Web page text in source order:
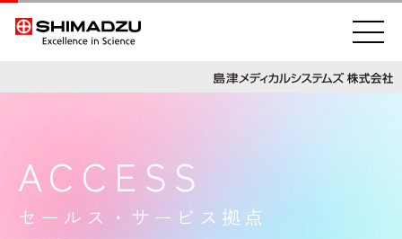
ACCESS
セールス・サービス拠点